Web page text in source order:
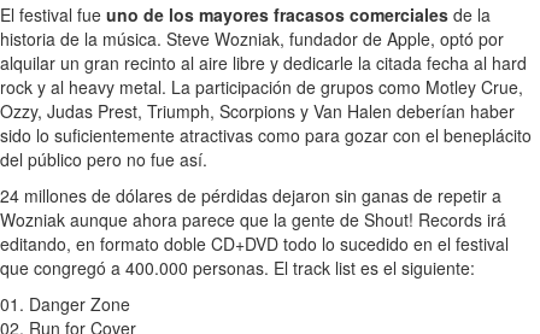
El festival fue uno de los mayores fracasos comerciales de la
historia de la música. Steve Wozniak, fundador de Apple, optó por
alquilar un gran recinto al aire libre y dedicarle la citada fecha al hard
rock y al heavy metal. La participación de grupos como Motley Crue,
Ozzy, Judas Prest, Triumph, Scorpions y Van Halen deberían haber
sido lo suficientemente atractivas como para gozar con el beneplácito
del público pero no fue así.
24 millones de dólares de pérdidas dejaron sin ganas de repetir a
Wozniak aunque ahora parece que la gente de Shout! Records irá
editando, en formato doble CD+DVD todo lo sucedido en el festival
que congregó a 400.000 personas. El track list es el siguiente:
01. Danger Zone
02. Run for Cover